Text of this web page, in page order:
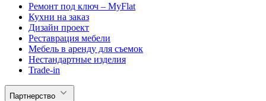
Ремонт под ключ – MyFlat
Кухни на заказ
Дизайн проект
Реставрация мебели
Мебель в аренду для съемок
Нестандартные изделия
Trade-in
Партнерство